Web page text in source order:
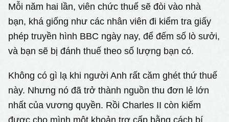
Mỗi năm hai lần, viên chức thuế sẽ đòi vào nhà
bạn, khá giống như các nhân viên đi kiểm tra giấy
phép truyền hình BBC ngày nay, để đếm số lò sưởi,
và bạn sẽ bị đánh thuế theo số lượng bạn có.
Không có gì lạ khi người Anh rất căm ghét thứ thuế
này. Nhưng nó đã trở thành nguồn thu đơn lẻ lớn
nhất của vương quyền. Rồi Charles II còn kiếm
được cho mình một khoản trợ cấp bằng cách bí